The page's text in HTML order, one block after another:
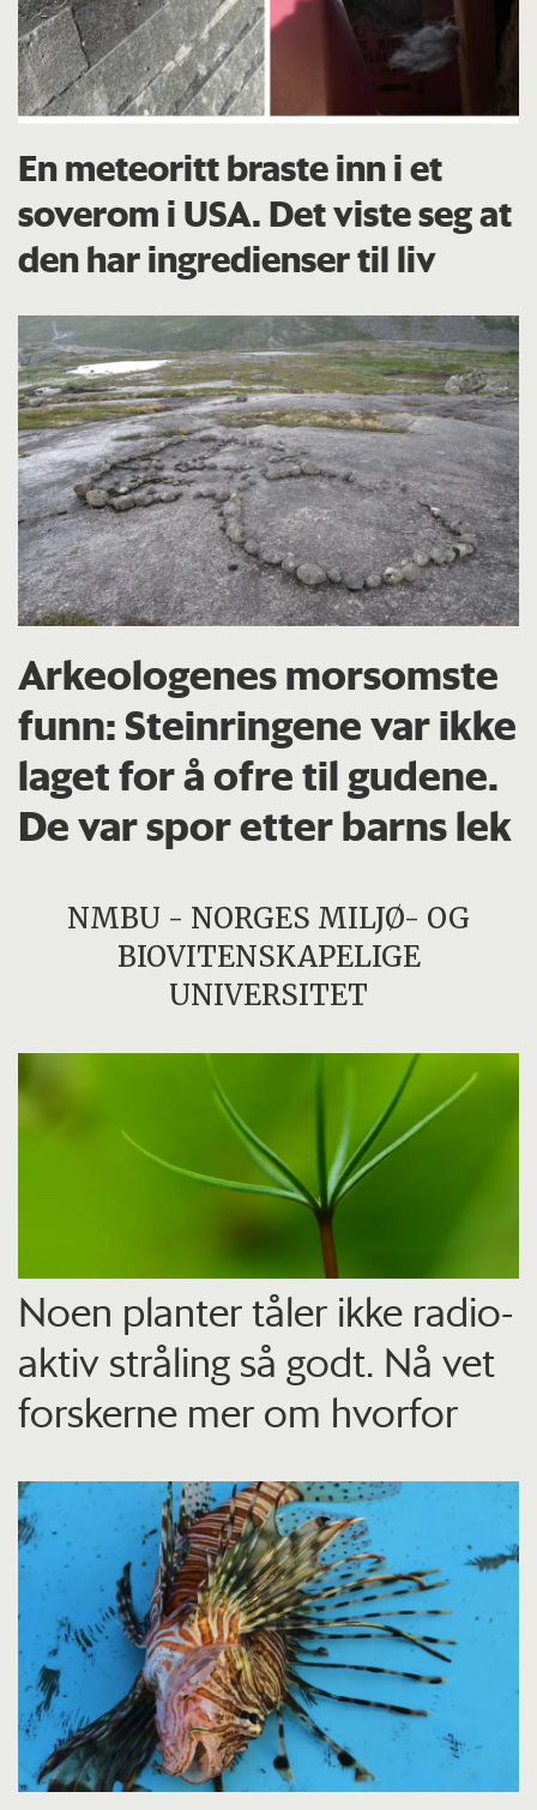
En meteoritt braste inn i et
soverom i USA. Det viste seg at
den har ingredienser til liv
Arkeologenes morsomste
funn: Steinringene var ikke
laget for å ofre til gudene.
De var spor etter barns lek
NMBU - NORGES MILJØ- OG
BIOVITENSKAPELIGE
UNIVERSITET
Noen planter tåler ikke radio­
aktiv stråling så godt. Nå vet
forskerne mer om hvorfor